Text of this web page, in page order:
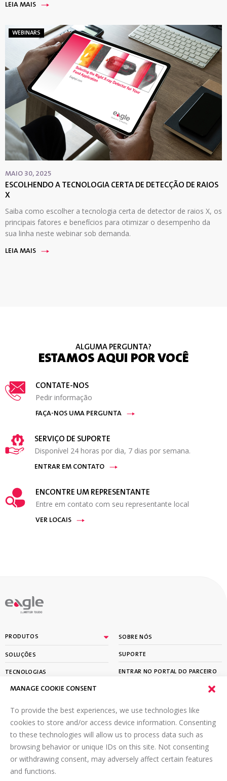
MANAGE COOKIE CONSENT
To provide the best experiences, we use technologies like
cookies to store and/or access device information. Consenting
to these technologies will allow us to process data such as
browsing behavior or unique IDs on this site. Not consenting
or withdrawing consent, may adversely affect certain features
and functions.
LEIA MAIS
WEBINARS
MAIO 30, 2025
ESCOLHENDO A TECNOLOGIA CERTA DE DETECÇÃO DE RAIOS
X
Saiba como escolher a tecnologia certa de detector de raios X, os
principais fatores e benefícios para otimizar o desempenho da
sua linha neste webinar sob demanda.
LEIA MAIS
ALGUMA PERGUNTA?
ESTAMOS AQUI POR VOCÊ
CONTATE-NOS
Pedir informação
FAÇA-NOS UMA PERGUNTA
SERVIÇO DE SUPORTE
Disponível 24 horas por dia, 7 dias por semana.
ENTRAR EM CONTATO
ENCONTRE UM REPRESENTANTE
Entre em contato com seu representante local
VER LOCAIS
By
PRODUTOS
SOLUÇÕES
TECNOLOGIAS
APRENDER
SOBRE NÓS
SUPORTE
ENTRAR NO PORTAL DO PARCEIRO
ASSINE A NOSSA NEWSLETTER
Email*